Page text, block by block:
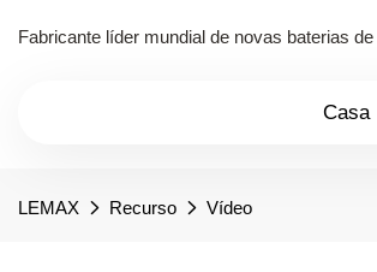
Fabricante líder mundial de novas baterias
Casa
LEMAX Recurso Vídeo